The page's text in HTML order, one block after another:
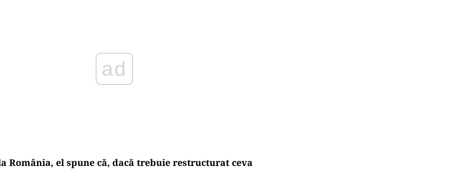
România, el spune că, dacă trebuie restructurat ceva